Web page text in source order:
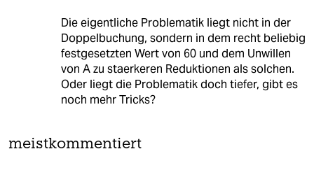
Die eigentliche Problematik liegt nicht in der
Doppelbuchung, sondern in dem recht beliebig
festgesetzten Wert von 60 und dem Unwillen
von A zu staerkeren Reduktionen als solchen.
Oder liegt die Problematik doch tiefer, gibt es
noch mehr Tricks?
meistkommentiert